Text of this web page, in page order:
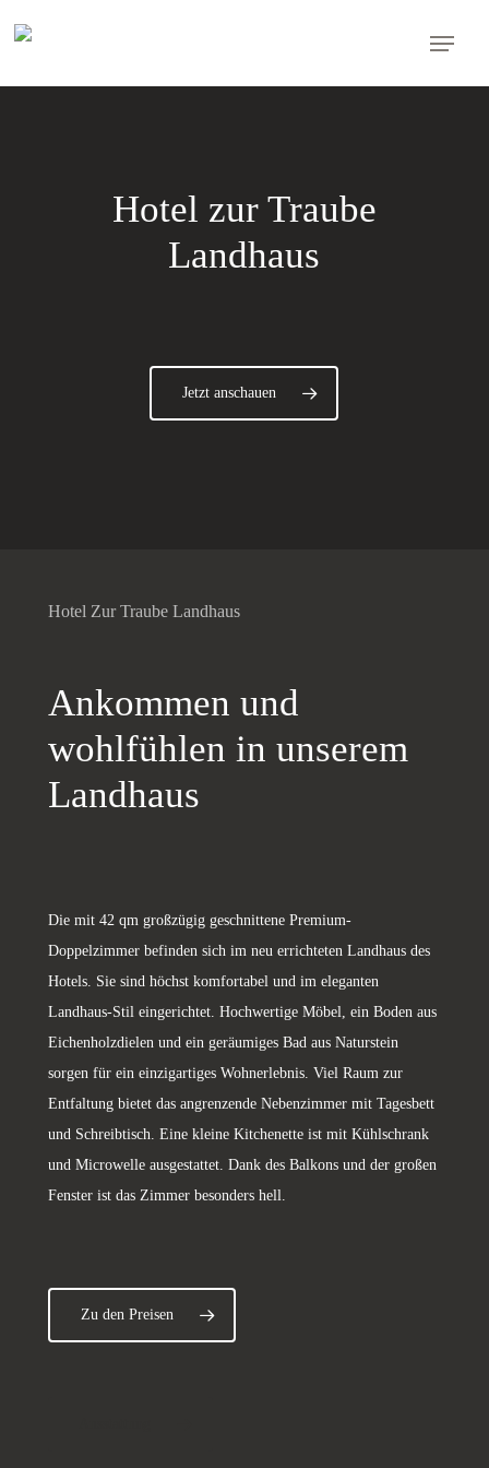
Menu
Hotel zur Traube
Landhaus
Jetzt anschauen
Hotel Zur Traube Landhaus
Ankommen und
wohlfühlen in unserem
Landhaus
Die mit 42 qm großzügig geschnittene Premium-
Doppelzimmer befinden sich im neu errichteten Landhaus des
Hotels. Sie sind höchst komfortabel und im eleganten
Landhaus-Stil eingerichtet. Hochwertige Möbel, ein Boden aus
Eichenholzdielen und ein geräumiges Bad aus Naturstein
sorgen für ein einzigartiges Wohnerlebnis. Viel Raum zur
Entfaltung bietet das angrenzende Nebenzimmer mit Tagesbett
und Schreibtisch. Eine kleine Kitchenette ist mit Kühlschrank
und Microwelle ausgestattet. Dank des Balkons und der großen
Fenster ist das Zimmer besonders hell.
Zu den Preisen